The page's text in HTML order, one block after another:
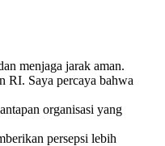
menjaga jarak aman.
RI. Saya percaya bahwa
organisasi yang
persepsi lebih